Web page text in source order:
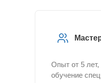
Опыт от 5 лет,
обучение